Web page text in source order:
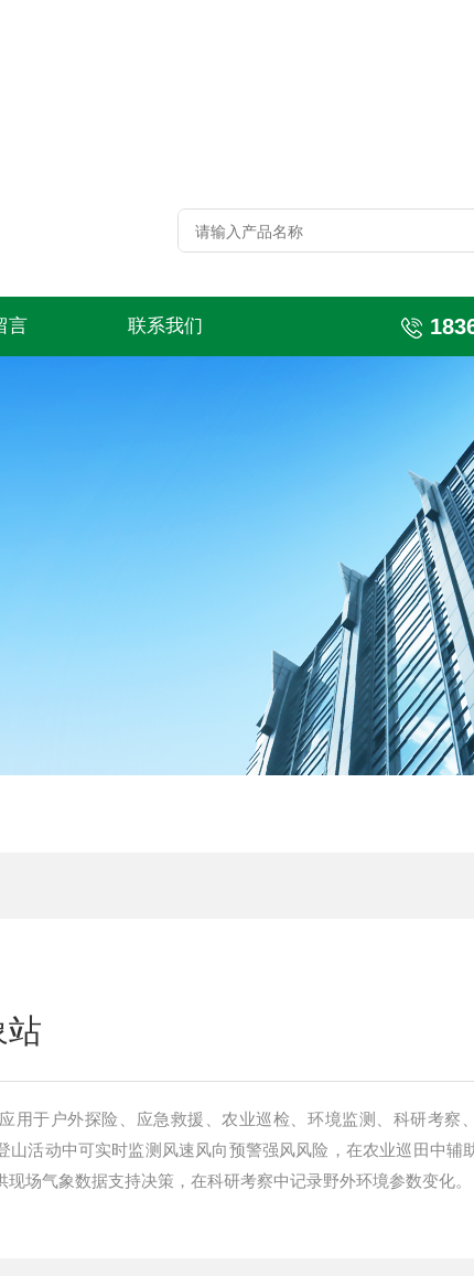
言 联系我们
站
用于户外探险、应急救援、农业巡检、环境监测、科研考察
山活动中可实时监测风速风向预警强风风险，在农业巡田中辅
场气象数据支持决策，在科研考察中记录野外环境参数变化。